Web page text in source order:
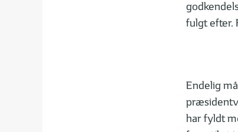
fulgt efter.
Endelig
har fyldt